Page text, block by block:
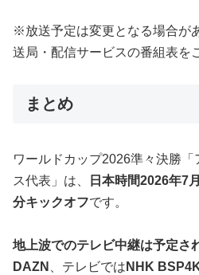
※放送予定は変更となる場合が
送局・配信サービスの番組表を
まとめ
ワールドカップ2026準々決勝「
ス代表」は、
日本時間2026年7
分キックオフです。
地上波でのテレビ中継は予定さ
DAZN
、テレビでは NHK